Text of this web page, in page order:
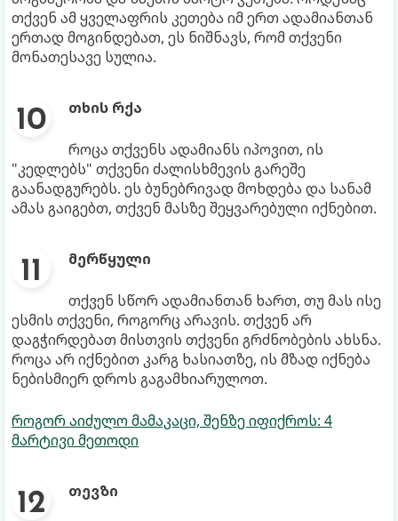
თქვენ ამ ყველაფრის კეთება იმ ერთ ადამიანთან
ერთად მოგინდებათ, ეს ნიშნავს, რომ თქვენი
მონათესავე სულია.
თხის რქა
როცა თქვენს ადამიანს იპოვით, ის
"კედლებს" თქვენი ძალისხმევის გარეშე
გაანადგურებს. ეს ბუნებრივად მოხდება და სანამ
ამას გაიგებთ, თქვენ მასზე შეყვარებული იქნებით.
მერწყული
თქვენ სწორ ადამიანთან ხართ, თუ მას ისე
ესმის თქვენი, როგორც არავის. თქვენ არ
დაგჭირდებათ მისთვის თქვენი გრძნობების ახსნა.
როცა არ იქნებით კარგ ხასიათზე, ის მზად იქნება
ნებისმიერ დროს გაგამხიარულოთ.
როგორ აიძულო მამაკაცი, შენზე იფიქროს: 4
მარტივი მეთოდი
თევზი